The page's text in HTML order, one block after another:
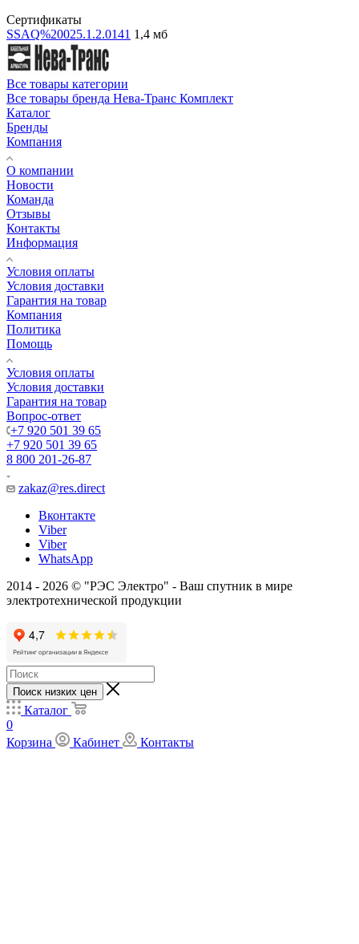
Сертификаты
SSAQ%20025.1.2.0141 1,4 мб
Все товары категории
Все товары бренда Нева-Транс Комплект
Каталог
Бренды
Компания
О компании
Новости
Команда
Отзывы
Контакты
Информация
Условия оплаты
Условия доставки
Гарантия на товар
Компания
Политика
Помощь
Условия оплаты
Условия доставки
Гарантия на товар
Вопрос-ответ
+7 920 501 39 65
+7 920 501 39 65
8 800 201-26-87
zakaz@res.direct
Вконтакте
Viber
Viber
WhatsApp
2014 - 2026 © "РЭС Электро" - Ваш спутник в мире
электротехнической продукции
Поиск низких цен
Каталог
0
Корзина
Кабинет Контакты